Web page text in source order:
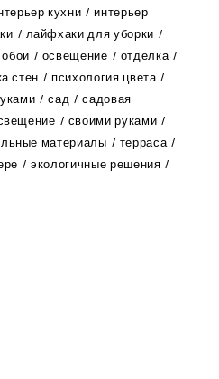
кухни
интерьер
лайфхаки для уборки
обои освещение
отделка
стен
психология цвета
сад
садовая
своими руками
материалы
терраса
экологичные решения